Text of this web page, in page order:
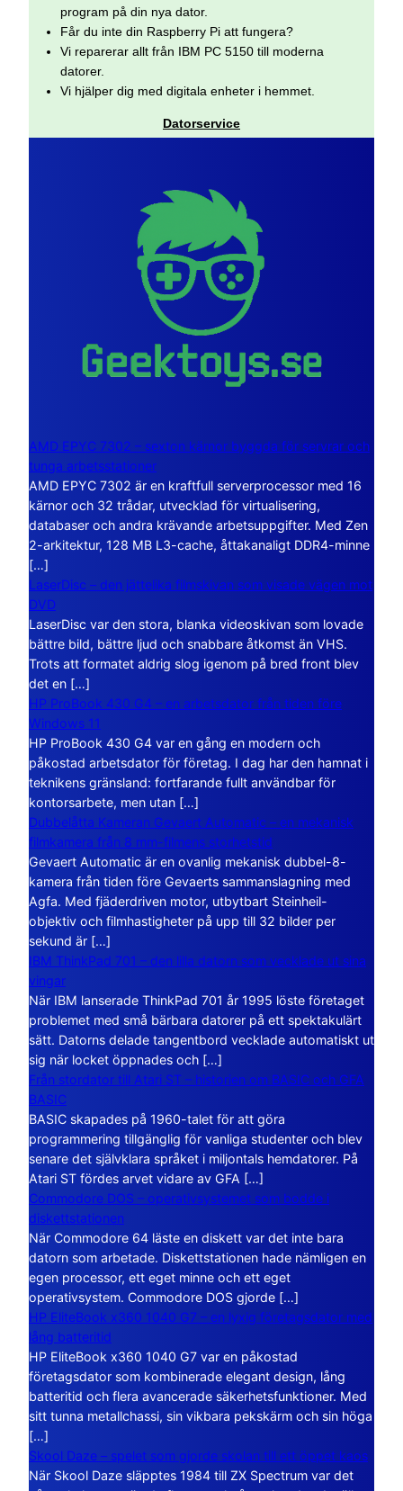
program på din nya dator.
Får du inte din Raspberry Pi att fungera?
Vi reparerar allt från IBM PC 5150 till moderna
datorer.
Vi hjälper dig med digitala enheter i hemmet.
Datorservice
AMD EPYC 7302 – sexton kärnor byggda för servrar och
tunga arbetsstationer
AMD EPYC 7302 är en kraftfull serverprocessor med 16
kärnor och 32 trådar, utvecklad för virtualisering,
databaser och andra krävande arbetsuppgifter. Med Zen
2-arkitektur, 128 MB L3-cache, åttakanaligt DDR4-minne
[…]
LaserDisc – den jättelika filmskivan som visade vägen mot
DVD
LaserDisc var den stora, blanka videoskivan som lovade
bättre bild, bättre ljud och snabbare åtkomst än VHS.
Trots att formatet aldrig slog igenom på bred front blev
det en […]
HP ProBook 430 G4 – en arbetsdator från tiden före
Windows 11
HP ProBook 430 G4 var en gång en modern och
påkostad arbetsdator för företag. I dag har den hamnat i
teknikens gränsland: fortfarande fullt användbar för
kontorsarbete, men utan […]
Dubbelåtta Kameran Gevaert Automatic – en mekanisk
filmkamera från 8 mm-filmens storhetstid
Gevaert Automatic är en ovanlig mekanisk dubbel-8-
kamera från tiden före Gevaerts sammanslagning med
Agfa. Med fjäderdriven motor, utbytbart Steinheil-
objektiv och filmhastigheter på upp till 32 bilder per
sekund är […]
IBM ThinkPad 701 – den lilla datorn som vecklade ut sina
vingar
När IBM lanserade ThinkPad 701 år 1995 löste företaget
problemet med små bärbara datorer på ett spektakulärt
sätt. Datorns delade tangentbord vecklade automatiskt ut
sig när locket öppnades och […]
Från stordator till Atari ST – historien om BASIC och GFA
BASIC
BASIC skapades på 1960-talet för att göra
programmering tillgänglig för vanliga studenter och blev
senare det självklara språket i miljontals hemdatorer. På
Atari ST fördes arvet vidare av GFA […]
Commodore DOS – operativsystemet som bodde i
diskettstationen
När Commodore 64 läste en diskett var det inte bara
datorn som arbetade. Diskettstationen hade nämligen en
egen processor, ett eget minne och ett eget
operativsystem. Commodore DOS gjorde […]
HP EliteBook x360 1040 G7 – en lyxig företagsdator med
lång batteritid
HP EliteBook x360 1040 G7 var en påkostad
företagsdator som kombinerade elegant design, lång
batteritid och flera avancerade säkerhetsfunktioner. Med
sitt tunna metallchassi, sin vikbara pekskärm och sin höga
[…]
Skool Daze – spelet som gjorde skolan till ett öppet kaos
När Skool Daze släpptes 1984 till ZX Spectrum var det